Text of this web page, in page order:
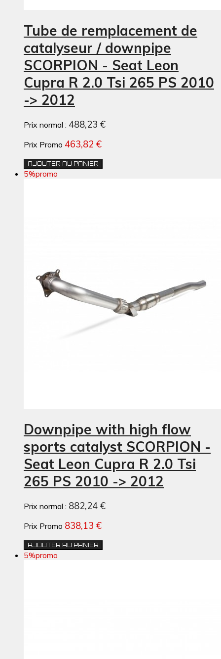
Tube de remplacement de
catalyseur / downpipe
SCORPION - Seat Leon
Cupra R 2.0 Tsi 265 PS 2010
-> 2012
Prix normal : 488,23 €
Prix Promo 463,82 €
AJOUTER AU PANIER
5%promo
Downpipe with high flow
sports catalyst SCORPION -
Seat Leon Cupra R 2.0 Tsi
265 PS 2010 -> 2012
Prix normal : 882,24 €
Prix Promo 838,13 €
AJOUTER AU PANIER
5%promo